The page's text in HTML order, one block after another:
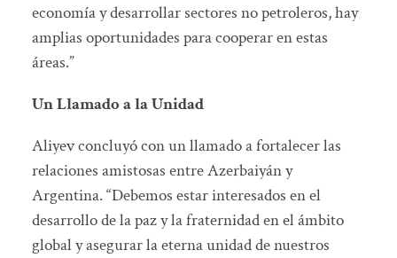
economía y desarrollar sectores no petroleros, hay
amplias oportunidades para cooperar en estas
áreas.”
Un Llamado a la Unidad
Aliyev concluyó con un llamado a fortalecer las
relaciones amistosas entre Azerbaiyán y
Argentina. “Debemos estar interesados en el
desarrollo de la paz y la fraternidad en el ámbito
global y asegurar la eterna unidad de nuestros